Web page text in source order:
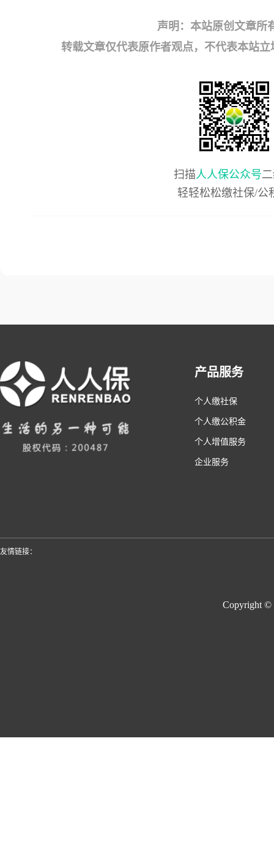
声明：本站原创文章所
转载文章仅代表原作者观点，不代表本站
扫描人人保公众号
轻轻松松缴社保/公
产品服务
个人缴社保
个人缴公积金
个人增值服务
企业服务
友情链接：
Copyright ©